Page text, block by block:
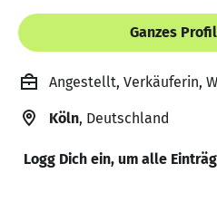
Ganzes
Angestellt, Verkäuferin,
Köln, Deutschland
Logg Dich ein, um alle